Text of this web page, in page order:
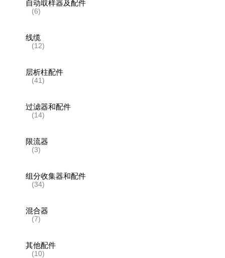
自动取样器及配件
(6)
线缆
(12)
层析柱配件
(41)
过滤器和配件
(14)
限流器
(3)
组分收集器和配件
(34)
混合器
(7)
其他配件
(10)